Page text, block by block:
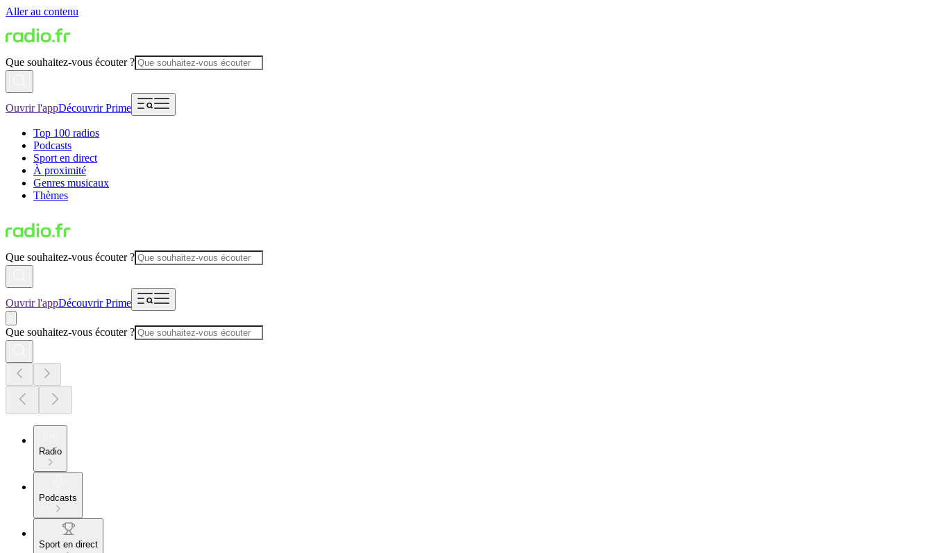
Aller au contenu
Que souhaitez-vous écouter ?
Ouvrir l'appDécouvrir Prime
Top 100 radios
Podcasts
Sport en direct
À proximité
Genres musicaux
Thèmes
Que souhaitez-vous écouter ?
Ouvrir l'appDécouvrir Prime
Que souhaitez-vous écouter ?
Radio
Podcasts
Sport en direct